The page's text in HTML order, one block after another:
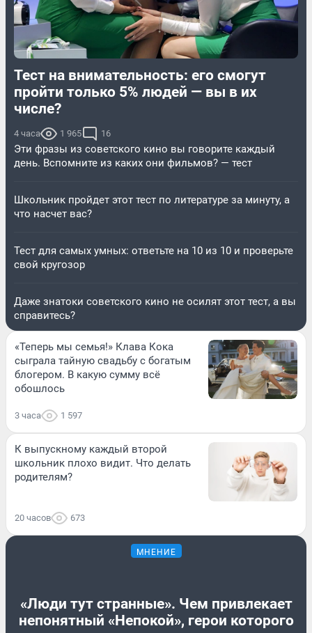
Тест на внимательность: его смогут
пройти только 5% людей — вы в их
числе?
4 часа 1 965 16
Эти фразы из советского кино вы говорите каждый
день. Вспомните из каких они фильмов? — тест
Школьник пройдет этот тест по литературе за минуту, а
что насчет вас?
Тест для самых умных: ответьте на 10 из 10 и проверьте
свой кругозор
Даже знатоки советского кино не осилят этот тест, а вы
справитесь?
«Теперь мы семья!» Клава Кока
сыграла тайную свадьбу с богатым
блогером. В какую сумму всё
обошлось
3 часа 1 597
К выпускному каждый второй
школьник плохо видит. Что делать
родителям?
20 часов 673
МНЕНИЕ
«Люди тут странные». Чем привлекает
непонятный «Непокой», герои которого